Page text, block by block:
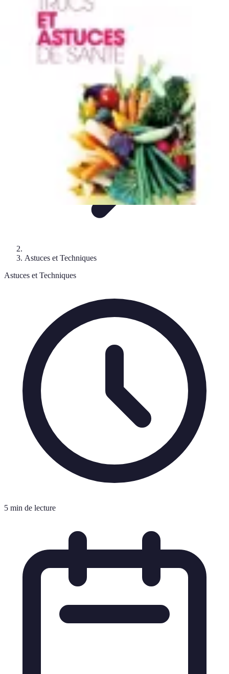
Guide Rubik Cube
Débutant
Guide Rubik Cube
Astuces et Techniques
Astuces et Techniques
5 min de lecture